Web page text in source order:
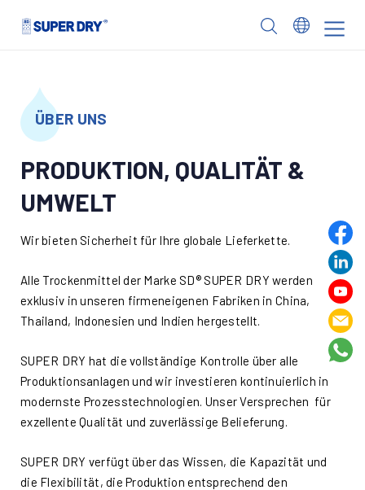
ÜBER UNS
PRODUKTION, QUALITÄT &
UMWELT
Wir bieten Sicherheit für Ihre globale Lieferkette.
Alle Trockenmittel der Marke SD® SUPER DRY werden
exklusiv in unseren firmeneigenen Fabriken in China,
Thailand, Indonesien und Indien hergestellt.
SUPER DRY hat die vollständige Kontrolle über alle
Produktionsanlagen und wir investieren kontinuierlich in
modernste Prozesstechnologien. Unser Versprechen für
exzellente Qualität und zuverlässige Belieferung.
SUPER DRY verfügt über das Wissen, die Kapazität und
die Flexibilität, die Produktion entsprechend den